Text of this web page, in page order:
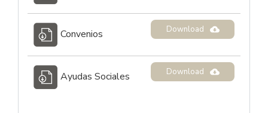
Convenios Download
Ayudas Sociales Download